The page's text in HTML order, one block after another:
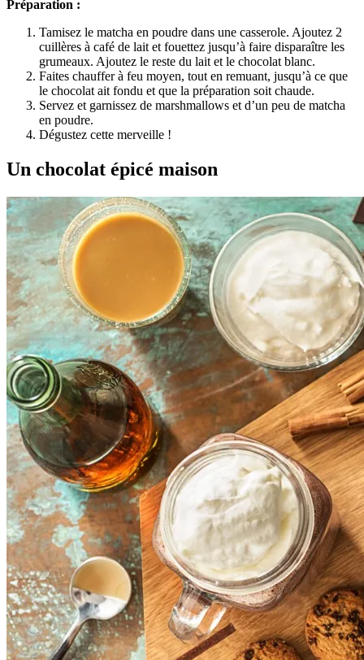
Préparation :
Tamisez le matcha en poudre dans une casserole. Ajoutez 2
cuillères à café de lait et fouettez jusqu’à faire disparaître les
grumeaux. Ajoutez le reste du lait et le chocolat blanc.
Faites chauffer à feu moyen, tout en remuant, jusqu’à ce que
le chocolat ait fondu et que la préparation soit chaude.
Servez et garnissez de marshmallows et d’un peu de matcha
en poudre.
Dégustez cette merveille !
Un chocolat épicé maison